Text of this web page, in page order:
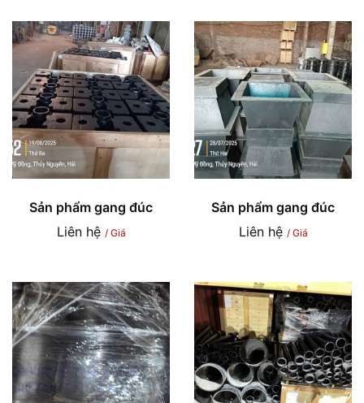
Sản phẩm gang đúc
Liên hệ / Giá
Sản phẩm gang đúc
Liên hệ / Giá